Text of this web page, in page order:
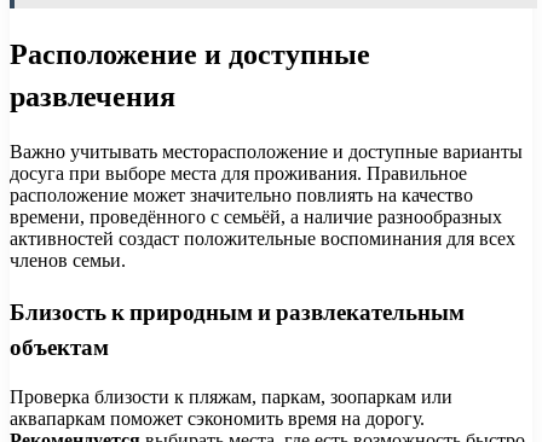
Расположение и доступные
развлечения
Важно учитывать месторасположение и доступные варианты
досуга при выборе места для проживания. Правильное
расположение может значительно повлиять на качество
времени, проведённого с семьёй, а наличие разнообразных
активностей создаст положительные воспоминания для всех
членов семьи.
Близость к природным и развлекательным
объектам
Проверка близости к пляжам, паркам, зоопаркам или
аквапаркам поможет сэкономить время на дорогу.